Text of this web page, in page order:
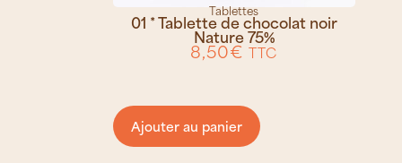
Tablettes
01 * Tablette de chocolat noir
Nature 75%
8,50€ TTC
Ajouter au panier